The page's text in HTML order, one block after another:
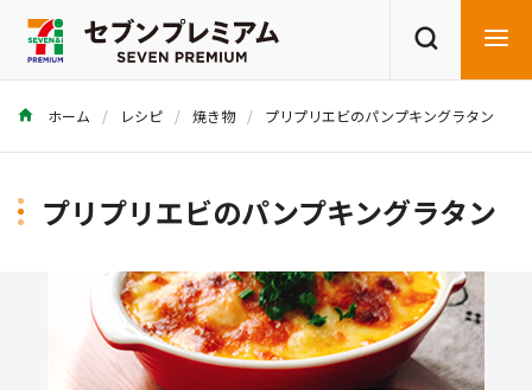
商品を探す レシピを探す
ホーム レシピ 焼き物 プリプリエビのパンプキングラタン
プリプリエビのパンプキングラタン